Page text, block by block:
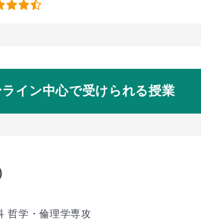
ライン中心で受けられる授業
哲学・倫理学専攻